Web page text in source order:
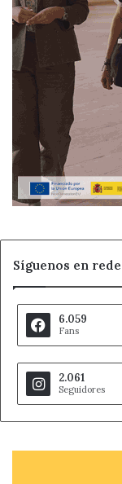
Síguenos en
6.059
Fans
2.061
Seguidores